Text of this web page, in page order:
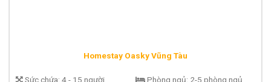
Homestay Oasky Vũng Tàu
Sức chứa: 4 - 15 người
Phòng ngủ: 2-5 phòng ngủ